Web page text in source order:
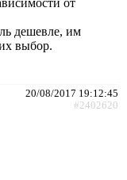
дешевле, им
выбор.
20/08/2017 19:12:45
#2402620